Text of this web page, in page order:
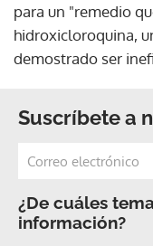
para un "remedio
hidroxicloroquina,
demostrado ser
Suscríbete a
¿De cuáles
información?